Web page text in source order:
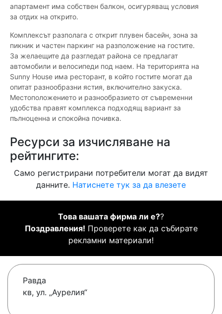
апартамент има собствен балкон, осигуряващ условия
за отдих на открито.
Комплексът разполага с открит плувен басейн, зона за
пикник и частен паркинг на разположение на гостите.
За желаещите да разгледат района се предлагат
автомобили и велосипеди под наем. На територията на
Sunny House има ресторант, в който гостите могат да
опитат разнообразни ястия, включително закуска.
Местоположението и разнообразието от съвременни
удобства правят комплекса подходящ вариант за
пълноценна и спокойна почивка.
Ресурси за изчисляване на
рейтингите:
Само регистрирани потребители могат да видят
данните. Натиснете тук за да влезете
Това вашата фирма ли е??
Поздравления! Проверете как да събирате
рекламни материали!
Равда
кв, ул. „Аурелия“